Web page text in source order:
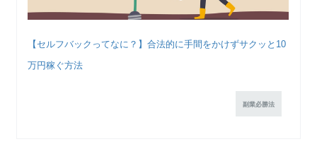
【セルフバックってなに？】合法的に手間をかけずサクッと10
万円稼ぐ方法
副業必勝法